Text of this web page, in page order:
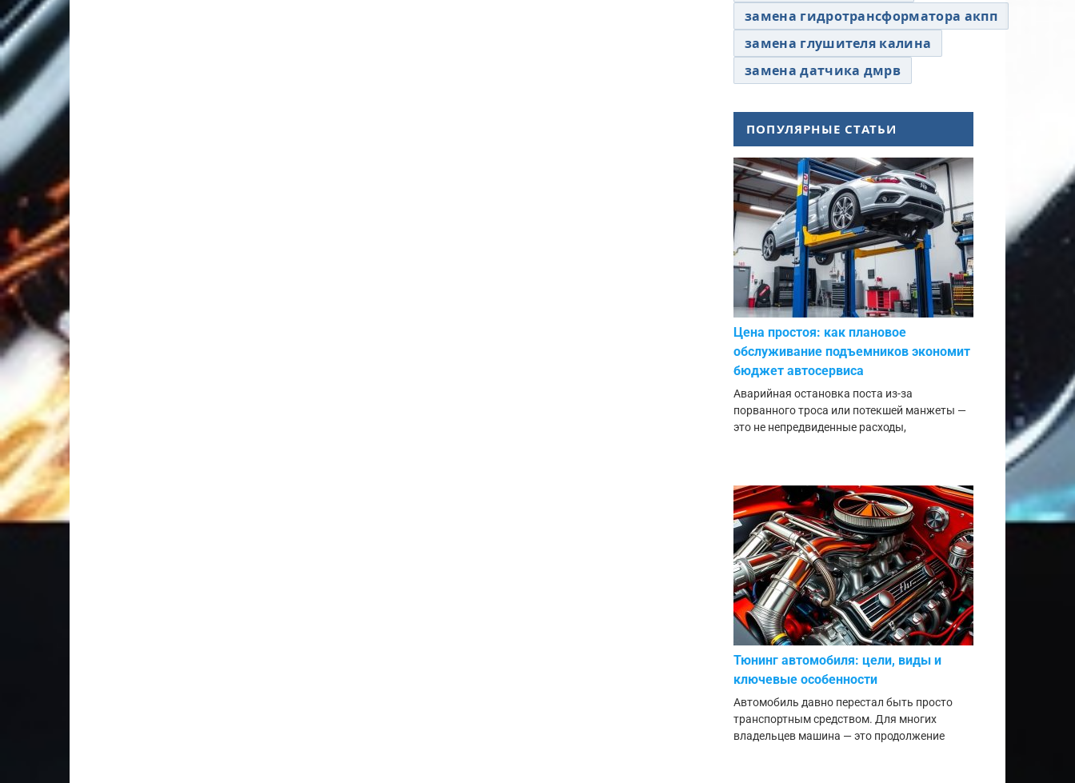
замена гидротрансформатора акпп
замена глушителя калина
замена датчика дмрв
ПОПУЛЯРНЫЕ СТАТЬИ
Цена простоя: как плановое
обслуживание подъемников экономит
бюджет автосервиса
Аварийная остановка поста из-за
порванного троса или потекшей манжеты —
это не непредвиденные расходы,
Тюнинг автомобиля: цели, виды и
ключевые особенности
Автомобиль давно перестал быть просто
транспортным средством. Для многих
владельцев машина — это продолжение